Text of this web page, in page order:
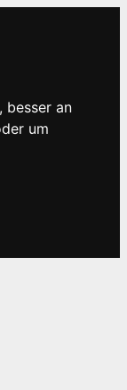
besser an
um